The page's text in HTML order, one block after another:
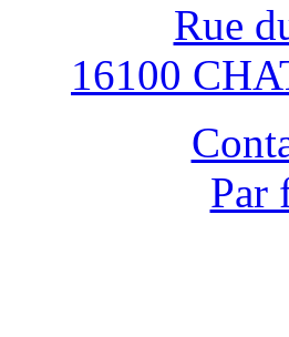
Rue
16100
Par